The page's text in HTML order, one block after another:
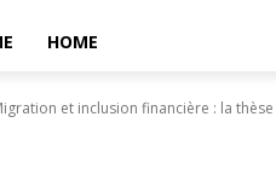
HOME
et inclusion financière : la